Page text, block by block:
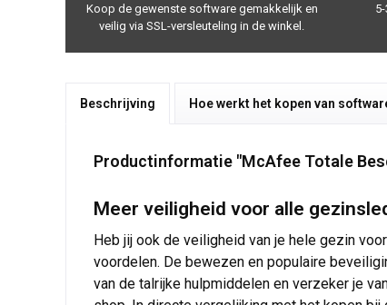
Koop de gewenste software gemakkelijk en
veilig via SSL-versleuteling in de winkel.
Beschrijving Hoe werkt het kopen van
Productinformatie "McAfee Totale
Meer veiligheid voor alle
Heb jij ook de veiligheid van je hele gezin
voordelen. De bewezen en populaire
van de talrijke hulpmiddelen en verzeker je